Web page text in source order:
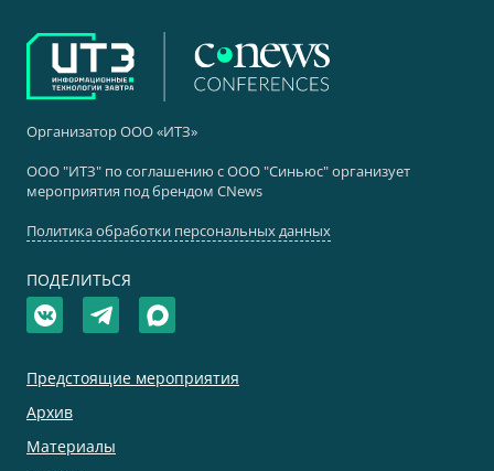
Организатор ООО «ИТЗ»
ООО "ИТЗ" по соглашению с ООО "Синьюс" организует
мероприятия под брендом CNews
Политика обработки персональных данных
ПОДЕЛИТЬСЯ
Предстоящие мероприятия
Архив
Материалы